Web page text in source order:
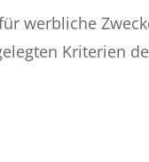
werbliche
Kriterien